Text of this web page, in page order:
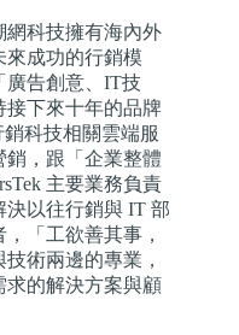
網科技擁有海內外
來成功的行銷模
廣告創意、IT技
接下來十年的品牌
銷科技相關雲端服
，跟「企業整體
主要業務負責
決以往行銷與 IT 部
「工欲善其事，
術兩邊的專業，
求的解決方案與顧